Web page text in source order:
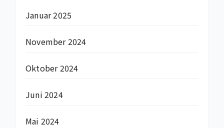
Januar 2025
November 2024
Oktober 2024
Juni 2024
Mai 2024